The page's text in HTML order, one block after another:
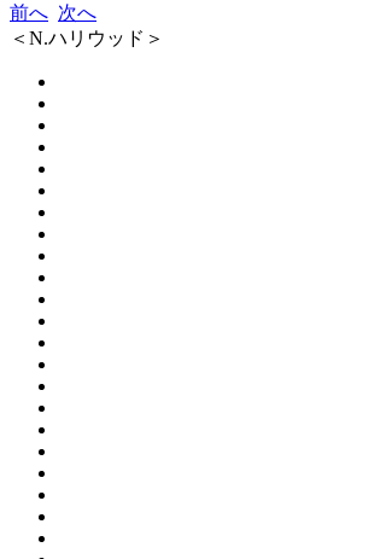
前へ 次へ
＜N.ハリウッド＞